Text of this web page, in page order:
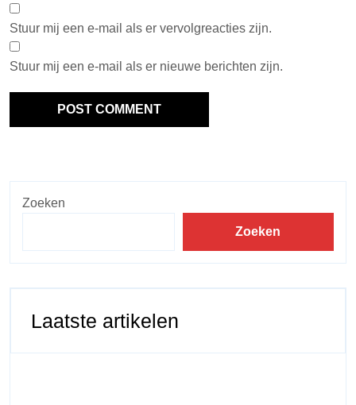
Stuur mij een e-mail als er vervolgreacties zijn.
Stuur mij een e-mail als er nieuwe berichten zijn.
Zoeken
Zoeken
Laatste artikelen